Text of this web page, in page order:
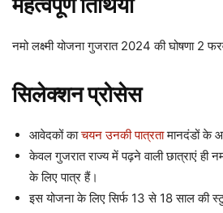
नमो लक्ष्मी योजना गुजरात 2024 की घोषणा 2
सिलेक्शन प्रोसेस
आवेदकों काचयन उनकी पात्रतामानदंडों के
केवल गुजरात राज्य में पढ़ने वाली छात्राएं ही
के लिए पात्र हैं।
इस योजना के लिए सिर्फ 13 से 18 साल की